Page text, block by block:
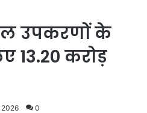
उपकरणों के
13.20 करोड़
2026 0